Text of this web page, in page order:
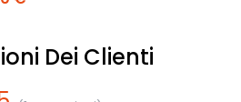
Dei Clienti